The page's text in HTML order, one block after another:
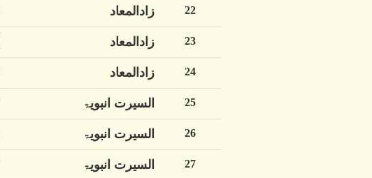
زادالمعاد 22
زادالمعاد 23
زادالمعاد 24
السیرت انبویۃ 25
السیرت انبویۃ 26
السیرت انبویۃ 27